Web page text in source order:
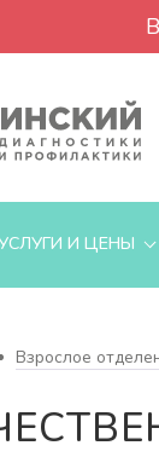
И ЦЕНЫ
Взрослое